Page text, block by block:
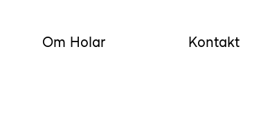
Om Holar Kontakt